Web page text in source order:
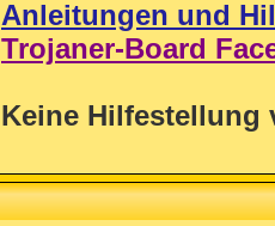
Anleitungen und
Trojaner-Board
Keine Hilfestellung